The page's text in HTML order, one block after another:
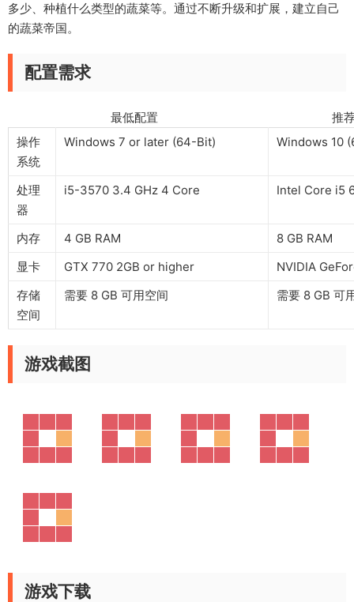
多少、种植什么类型的蔬菜等。通过不断升级和扩展，建立自己
的蔬菜帝国。
配置需求
最低配置 推荐配
操作
系统
Windows 7 or later (64-Bit) Windows 10
处理
器
i5-3570 3.4 GHz 4 Core Intel Core i5
内存 4 GB RAM
8 GB RAM
显卡
GTX 770 2GB or higher
NVIDIA
存储
空间
需要 8 GB 可用空间 需要 8 GB 可
游戏截图
游戏下载